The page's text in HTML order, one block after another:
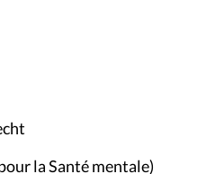
la Santé mentale)